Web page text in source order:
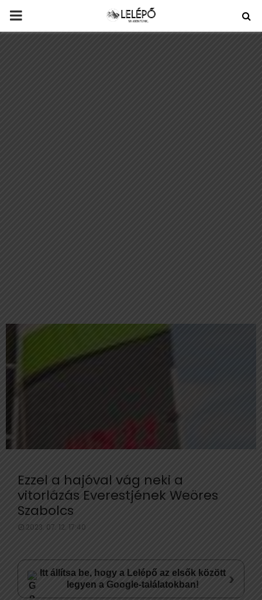
PRIMARY
Ezzel a hajóval vág neki a
vitorlázás Everestjének Weöres
Szabolcs
2023. 07. 12. 17:40
Itt állítsa be, hogy a Lelépő az elsők között
legyen a Google-találatokban!
›